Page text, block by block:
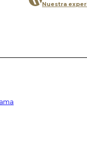
Nuestra